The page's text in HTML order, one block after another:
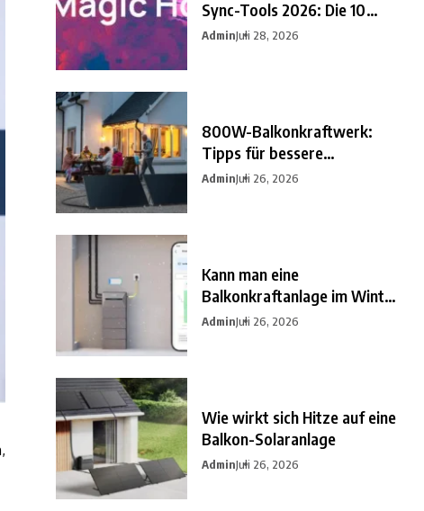
Sync-Tools 2026: Die 10
besten
AdminJuli 28, 2026
800W-Balkonkraftwerk:
Tipps für bessere
Einsparungen
AdminJuli 26, 2026
Kann man eine
Balkonkraftanlage im Winter
nutzen?
AdminJuli 26, 2026
Wie wirkt sich Hitze auf eine
Balkon-Solaranlage
AdminJuli 26, 2026